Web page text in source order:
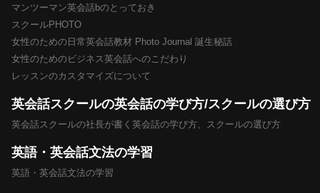
マンツーマン英会話bのとっておき
スクールPHOTO
女性のための日常英会話教材 Photo Journal 誕生秘話
女性のためのビジネス英会話へのこだわり
レッスンのカスタマイズについて
英会話スクールの英会話の学び方/スクールの選び方
英会話スクールの社長が書く英会話の学び方、スクールの選び方
英語・英会話文法の学習
英語・英会話文法の学習